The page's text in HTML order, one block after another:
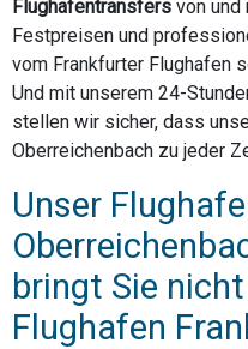
Flughafentransfers von und
Festpreisen und
vom Frankfurter Flughafen
Und mit unserem 24-
stellen wir sicher, dass
Oberreichenbach zu jeder
Unser
bringt Sie
Flughafen